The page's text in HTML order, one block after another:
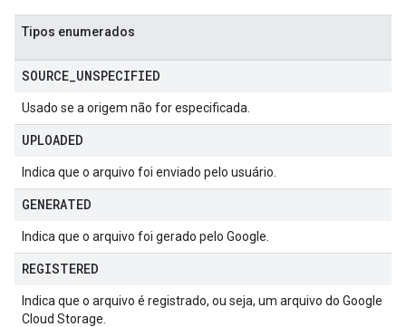
Tipos enumerados
SOURCE UNSPECIFIED
Usado se a origem não for especificada.
UPLOADED
Indica que o arquivo foi enviado pelo usuário.
GENERATED
Indica que o arquivo foi gerado pelo Google.
REGISTERED
Indica que o arquivo é registrado, ou seja, um arquivo do Google
Cloud Storage.